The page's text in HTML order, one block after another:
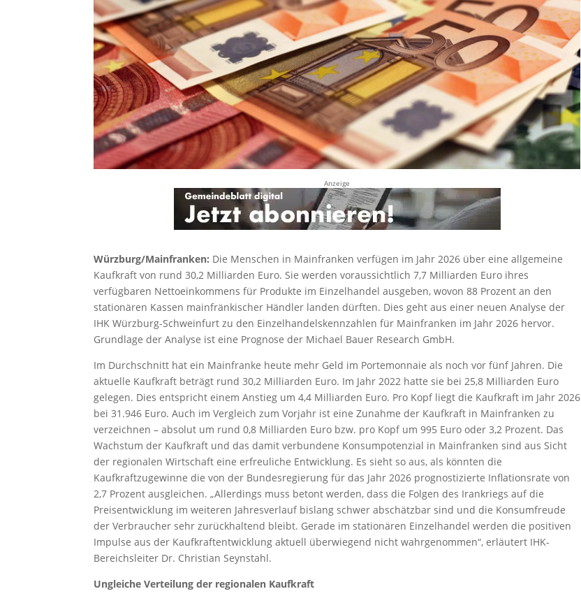
Anzeige
Würzburg/Mainfranken: Die Menschen in Mainfranken verfügen im Jahr 2026 über eine allgemeine
Kaufkraft von rund 30,2 Milliarden Euro. Sie werden voraussichtlich 7,7 Milliarden Euro ihres
verfügbaren Nettoeinkommens für Produkte im Einzelhandel ausgeben, wovon 88 Prozent an den
stationären Kassen mainfränkischer Händler landen dürften. Dies geht aus einer neuen Analyse der
IHK Würzburg-Schweinfurt zu den Einzelhandelskennzahlen für Mainfranken im Jahr 2026 hervor.
Grundlage der Analyse ist eine Prognose der Michael Bauer Research GmbH.
Im Durchschnitt hat ein Mainfranke heute mehr Geld im Portemonnaie als noch vor fünf Jahren. Die
aktuelle Kaufkraft beträgt rund 30,2 Milliarden Euro. Im Jahr 2022 hatte sie bei 25,8 Milliarden Euro
gelegen. Dies entspricht einem Anstieg um 4,4 Milliarden Euro. Pro Kopf liegt die Kaufkraft im Jahr 2026
bei 31.946 Euro. Auch im Vergleich zum Vorjahr ist eine Zunahme der Kaufkraft in Mainfranken zu
verzeichnen – absolut um rund 0,8 Milliarden Euro bzw. pro Kopf um 995 Euro oder 3,2 Prozent. Das
Wachstum der Kaufkraft und das damit verbundene Konsumpotenzial in Mainfranken sind aus Sicht
der regionalen Wirtschaft eine erfreuliche Entwicklung. Es sieht so aus, als könnten die
Kaufkraftzugewinne die von der Bundesregierung für das Jahr 2026 prognostizierte Inflationsrate von
2,7 Prozent ausgleichen. „Allerdings muss betont werden, dass die Folgen des Irankriegs auf die
Preisentwicklung im weiteren Jahresverlauf bislang schwer abschätzbar sind und die Konsumfreude
der Verbraucher sehr zurückhaltend bleibt. Gerade im stationären Einzelhandel werden die positiven
Impulse aus der Kaufkraftentwicklung aktuell überwiegend nicht wahrgenommen“, erläutert IHK-
Bereichsleiter Dr. Christian Seynstahl.
Ungleiche Verteilung der regionalen Kaufkraft